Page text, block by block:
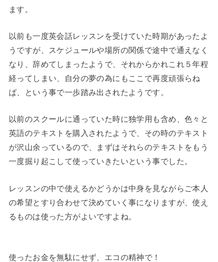
ます。
以前も一度英会話レッスンを受けていた時期があったよ
うですが、スケジュールや場所の関係で途中で通えなく
なり、辞めてしまったようで、それからかれこれ５年程
経ってしまい、自分の夢の為にもここで再度頑張らね
ば、という事で一歩踏み出されたようです。
以前のスクールに通っていた時に独学用も含め、色々と
英語のテキストを購入されたようで、その時のテキスト
が沢山余っているので、まずはそれらのテキストをもう
一度掘り起こして使っていきたいという事でした。
レッスンの中で使えるかどうかは中身を見ながらご本人
の希望とすり合わせて決めていく事になりますが、使え
るものは使った方がよいですよね。
使ったお金を無駄にせず、エコの精神で！